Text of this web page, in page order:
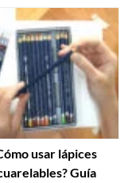
usar lápices
Guía